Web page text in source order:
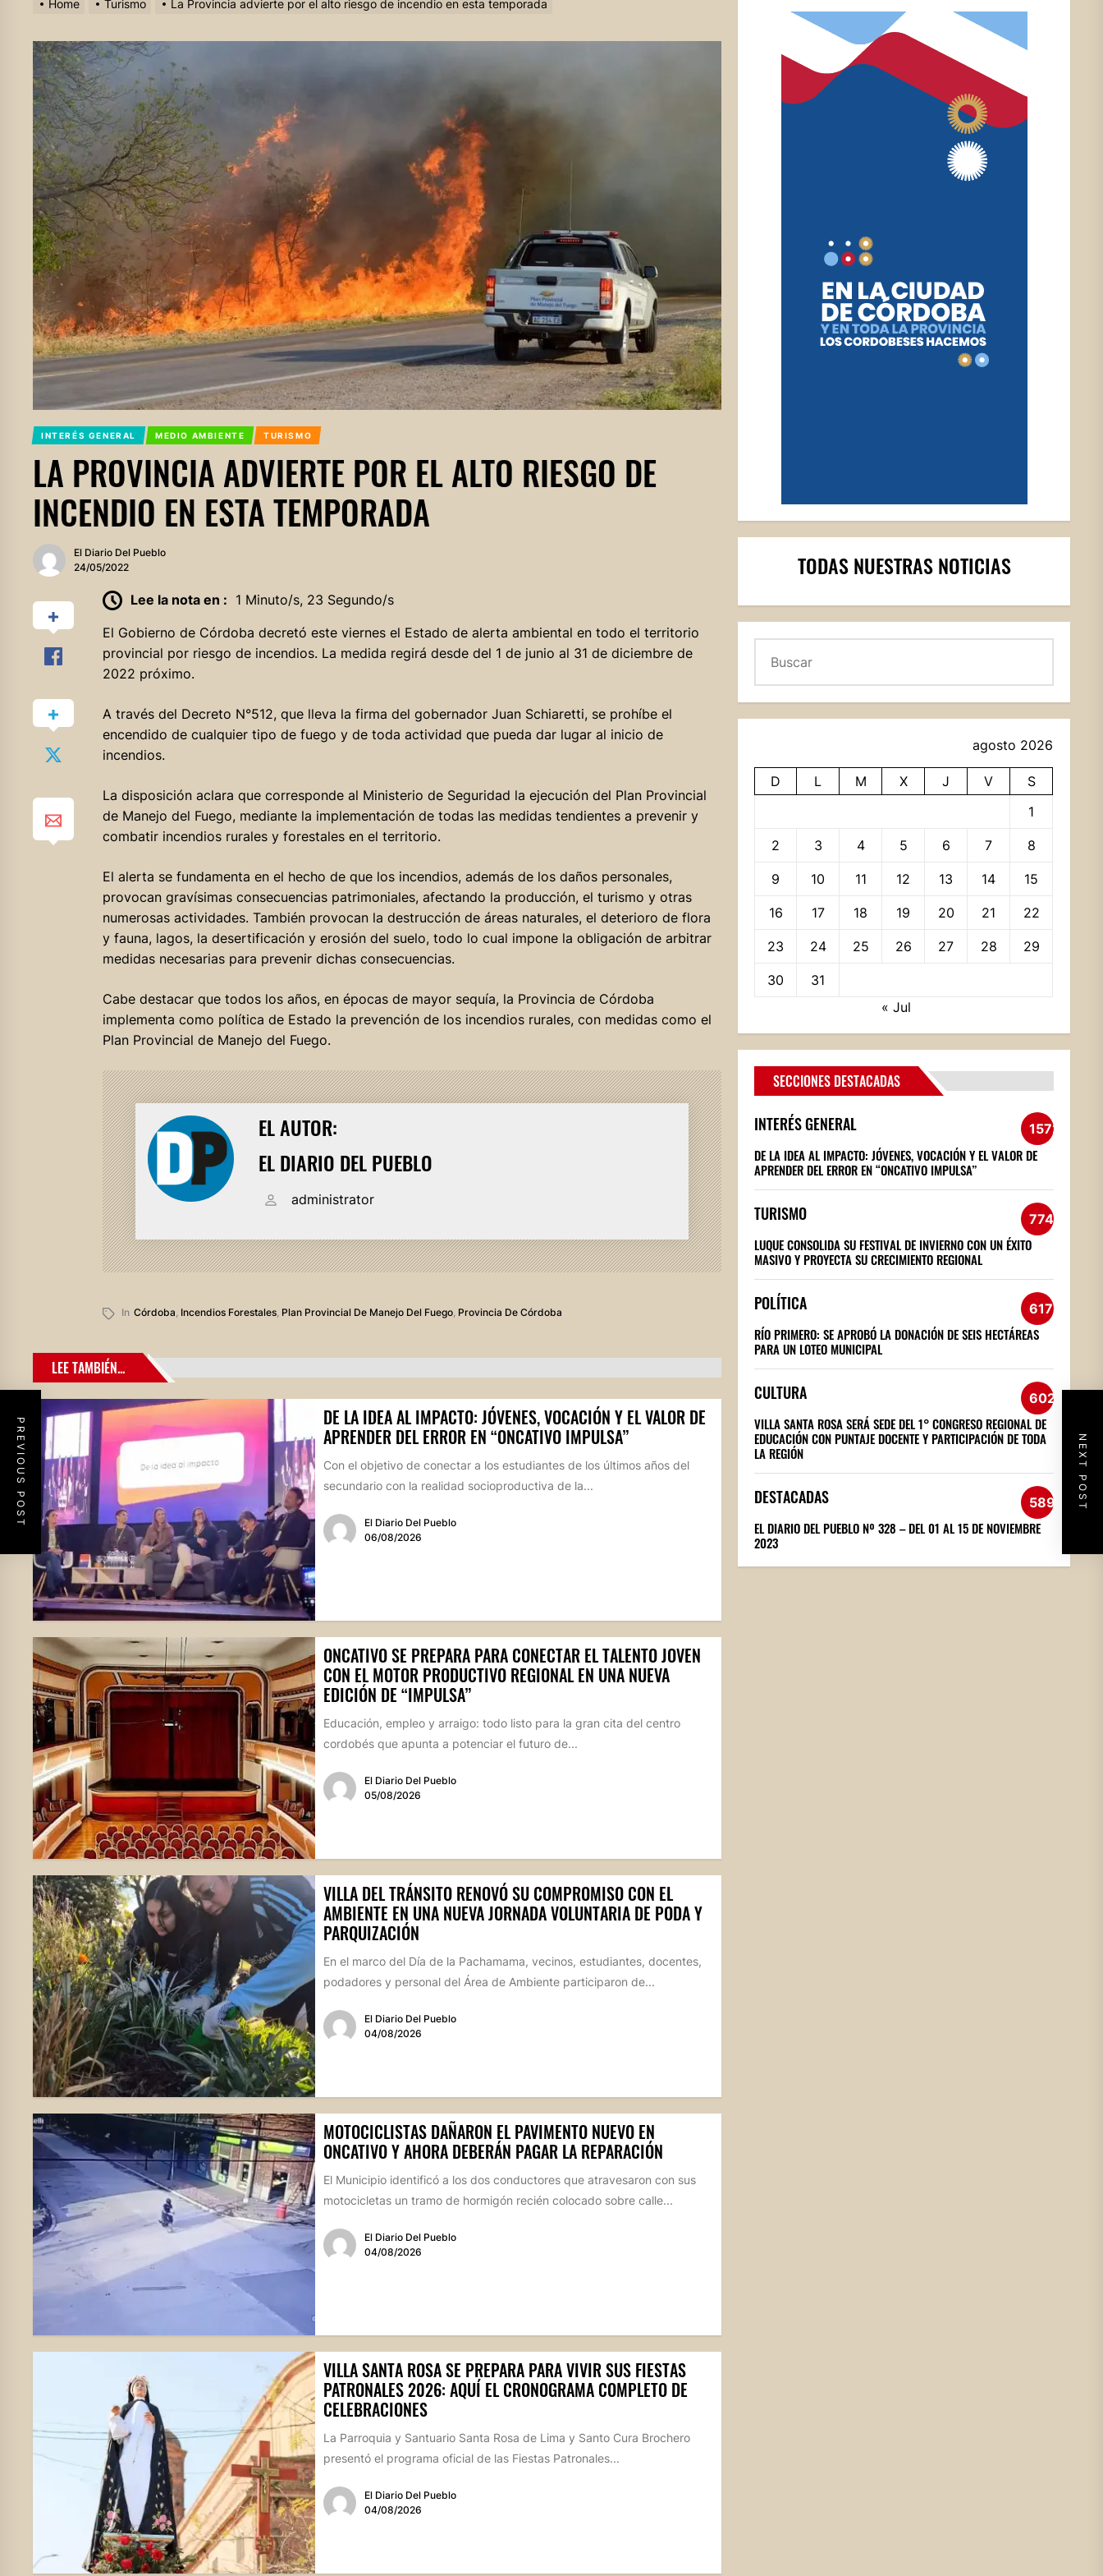
Home Turismo La Provincia advierte por el alto riesgo de incendio en esta temporada
INTERÉS GENERAL MEDIO AMBIENTE TURISMO
LA PROVINCIA ADVIERTE POR EL ALTO RIESGO DE
INCENDIO EN ESTA TEMPORADA
El Diario Del Pueblo
24/05/2022
Lee la nota en : 1 Minuto/s, 23 Segundo/s
El Gobierno de Córdoba decretó este viernes el Estado de alerta ambiental en todo el territorio
provincial por riesgo de incendios. La medida regirá desde del 1 de junio al 31 de diciembre de
2022 próximo.
A través del Decreto N°512, que lleva la firma del gobernador Juan Schiaretti, se prohíbe el
encendido de cualquier tipo de fuego y de toda actividad que pueda dar lugar al inicio de
incendios.
La disposición aclara que corresponde al Ministerio de Seguridad la ejecución del Plan Provincial
de Manejo del Fuego, mediante la implementación de todas las medidas tendientes a prevenir y
combatir incendios rurales y forestales en el territorio.
El alerta se fundamenta en el hecho de que los incendios, además de los daños personales,
provocan gravísimas consecuencias patrimoniales, afectando la producción, el turismo y otras
numerosas actividades. También provocan la destrucción de áreas naturales, el deterioro de flora
y fauna, lagos, la desertificación y erosión del suelo, todo lo cual impone la obligación de arbitrar
medidas necesarias para prevenir dichas consecuencias.
Cabe destacar que todos los años, en épocas de mayor sequía, la Provincia de Córdoba
implementa como política de Estado la prevención de los incendios rurales, con medidas como el
Plan Provincial de Manejo del Fuego.
EL AUTOR:
EL DIARIO DEL PUEBLO
administrator
In Córdoba, Incendios Forestales, Plan Provincial De Manejo Del Fuego, Provincia De Córdoba
PREVIOUS POST NEXT POST
LEE TAMBIÉN...
DE LA IDEA AL IMPACTO: JÓVENES, VOCACIÓN Y EL VALOR DE
APRENDER DEL ERROR EN “ONCATIVO IMPULSA”
Con el objetivo de conectar a los estudiantes de los últimos años del
secundario con la realidad socioproductiva de la...
El Diario Del Pueblo
06/08/2026
ONCATIVO SE PREPARA PARA CONECTAR EL TALENTO JOVEN
CON EL MOTOR PRODUCTIVO REGIONAL EN UNA NUEVA
EDICIÓN DE “IMPULSA”
Educación, empleo y arraigo: todo listo para la gran cita del centro
cordobés que apunta a potenciar el futuro de...
El Diario Del Pueblo
05/08/2026
VILLA DEL TRÁNSITO RENOVÓ SU COMPROMISO CON EL
AMBIENTE EN UNA NUEVA JORNADA VOLUNTARIA DE PODA Y
PARQUIZACIÓN
En el marco del Día de la Pachamama, vecinos, estudiantes, docentes,
podadores y personal del Área de Ambiente participaron de...
El Diario Del Pueblo
04/08/2026
MOTOCICLISTAS DAÑARON EL PAVIMENTO NUEVO EN
ONCATIVO Y AHORA DEBERÁN PAGAR LA REPARACIÓN
El Municipio identificó a los dos conductores que atravesaron con sus
motocicletas un tramo de hormigón recién colocado sobre calle...
El Diario Del Pueblo
04/08/2026
VILLA SANTA ROSA SE PREPARA PARA VIVIR SUS FIESTAS
PATRONALES 2026: AQUÍ EL CRONOGRAMA COMPLETO DE
CELEBRACIONES
La Parroquia y Santuario Santa Rosa de Lima y Santo Cura Brochero
presentó el programa oficial de las Fiestas Patronales...
El Diario Del Pueblo
04/08/2026
TODAS NUESTRAS NOTICIAS
agosto 2026
D L M X J V
S
1
2 3 4 5 6 7 8
9 10 11 12 13 14 15
16 17 18 19 20 21 22
23 24 25 26 27 28 29
30
31
« Jul
SECCIONES DESTACADAS
INTERÉS GENERAL 1572
DE LA IDEA AL IMPACTO: JÓVENES, VOCACIÓN Y EL VALOR DE
APRENDER DEL ERROR EN “ONCATIVO IMPULSA”
TURISMO 774
LUQUE CONSOLIDA SU FESTIVAL DE INVIERNO CON UN ÉXITO
MASIVO Y PROYECTA SU CRECIMIENTO REGIONAL
POLÍTICA 617
RÍO PRIMERO: SE APROBÓ LA DONACIÓN DE SEIS HECTÁREAS
PARA UN LOTEO MUNICIPAL
CULTURA 602
VILLA SANTA ROSA SERÁ SEDE DEL 1° CONGRESO REGIONAL DE
EDUCACIÓN CON PUNTAJE DOCENTE Y PARTICIPACIÓN DE TODA
LA REGIÓN
DESTACADAS 589
EL DIARIO DEL PUEBLO Nº 328 – DEL 01 AL 15 DE NOVIEMBRE
2023